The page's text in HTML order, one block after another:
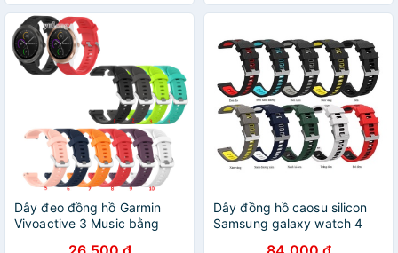
Dây đeo đồng hồ Garmin
Vivoactive 3 Music bằng
Dây đồng hồ caosu silicon
Samsung galaxy watch 4